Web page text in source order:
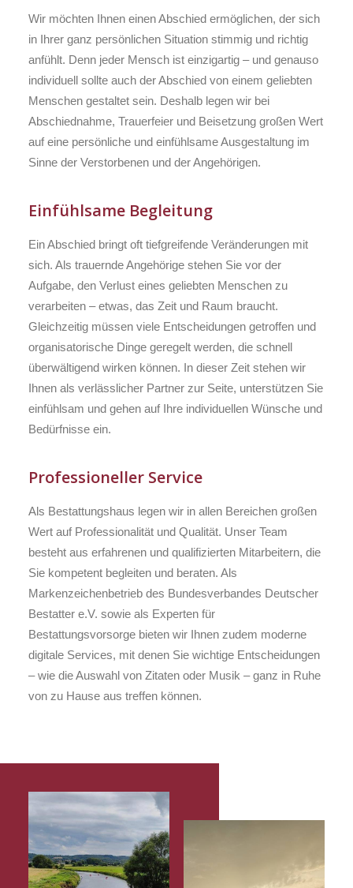
Wir möchten Ihnen einen Abschied ermöglichen, der sich
in Ihrer ganz persönlichen Situation stimmig und richtig
anfühlt. Denn jeder Mensch ist einzigartig – und genauso
individuell sollte auch der Abschied von einem geliebten
Menschen gestaltet sein. Deshalb legen wir bei
Abschiednahme, Trauerfeier und Beisetzung großen Wert
auf eine persönliche und einfühlsame Ausgestaltung im
Sinne der Verstorbenen und der Angehörigen.
Einfühlsame Begleitung
Ein Abschied bringt oft tiefgreifende Veränderungen mit
sich. Als trauernde Angehörige stehen Sie vor der
Aufgabe, den Verlust eines geliebten Menschen zu
verarbeiten – etwas, das Zeit und Raum braucht.
Gleichzeitig müssen viele Entscheidungen getroffen und
organisatorische Dinge geregelt werden, die schnell
überwältigend wirken können. In dieser Zeit stehen wir
Ihnen als verlässlicher Partner zur Seite, unterstützen Sie
einfühlsam und gehen auf Ihre individuellen Wünsche und
Bedürfnisse ein.
Professioneller Service
Als Bestattungshaus legen wir in allen Bereichen großen
Wert auf Professionalität und Qualität. Unser Team
besteht aus erfahrenen und qualifizierten Mitarbeitern, die
Sie kompetent begleiten und beraten. Als
Markenzeichenbetrieb des Bundesverbandes Deutscher
Bestatter e.V. sowie als Experten für
Bestattungsvorsorge bieten wir Ihnen zudem moderne
digitale Services, mit denen Sie wichtige Entscheidungen
– wie die Auswahl von Zitaten oder Musik – ganz in Ruhe
von zu Hause aus treffen können.